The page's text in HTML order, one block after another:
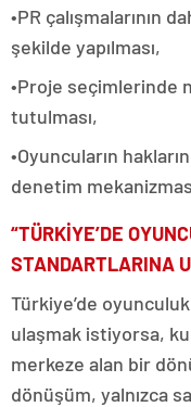
•PR çalışmalarının
şekilde yapılması,
•Proje seçimlerinde
tutulması,
•Oyuncuların
denetim
“TÜRKİYE’DE
STANDARTLARINA
Türkiye’de
ulaşmak istiyorsa,
merkeze alan bir
dönüşüm, yalnızca